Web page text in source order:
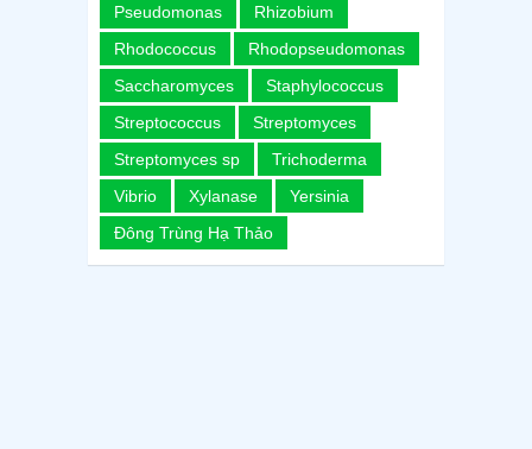
Pseudomonas
Rhizobium
Rhodococcus
Rhodopseudomonas
Saccharomyces
Staphylococcus
Streptococcus
Streptomyces
Streptomyces sp
Trichoderma
Vibrio
Xylanase
Yersinia
Đông Trùng Hạ Thảo